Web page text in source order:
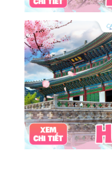
mùa đông
món
câu mực đêm
Dù
Vinpearl Cửa Hội
Nhà phao
Quê Bác
Tuần Châu
Tàu Hỏa
Du lịch Cửa Lò 2 ngày
hoa anh đào
Tết
Tết dương
Mộc
Tam Chúc
chùa